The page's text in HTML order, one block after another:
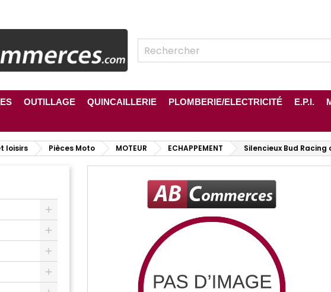
OUTILLAGE QUINCAILLERIE PLOMBERIE/ELECTRICITÉ E.P.I.
loisirs Pièces Moto MOTEUR ECHAPPEMENT Silencieux Bud